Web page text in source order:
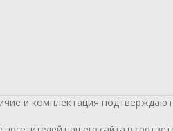
и комплектация